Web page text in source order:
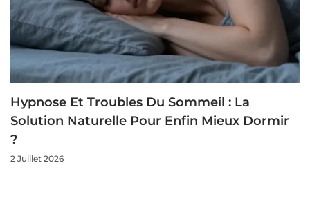
Hypnose Et Troubles Du Sommeil : La
Solution Naturelle Pour Enfin Mieux Dormir
?
2 Juillet 2026